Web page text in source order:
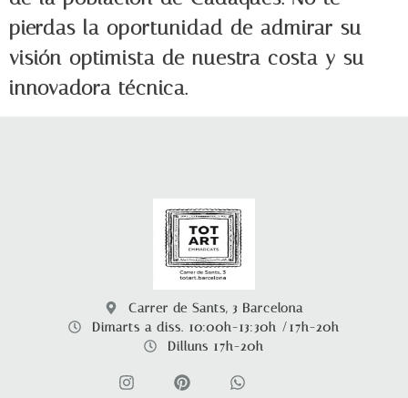
pierdas la oportunidad de admirar su
visión optimista de nuestra costa y su
innovadora técnica.
Carrer de Sants, 3 Barcelona
Dimarts a diss. 10:00h-13:30h /17h-20h
Dilluns 17h-20h